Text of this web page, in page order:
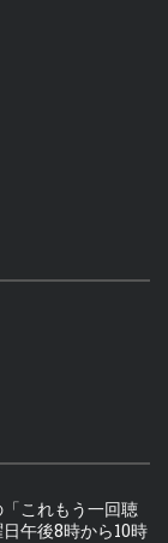
これもう一回聴
午後8時から10時